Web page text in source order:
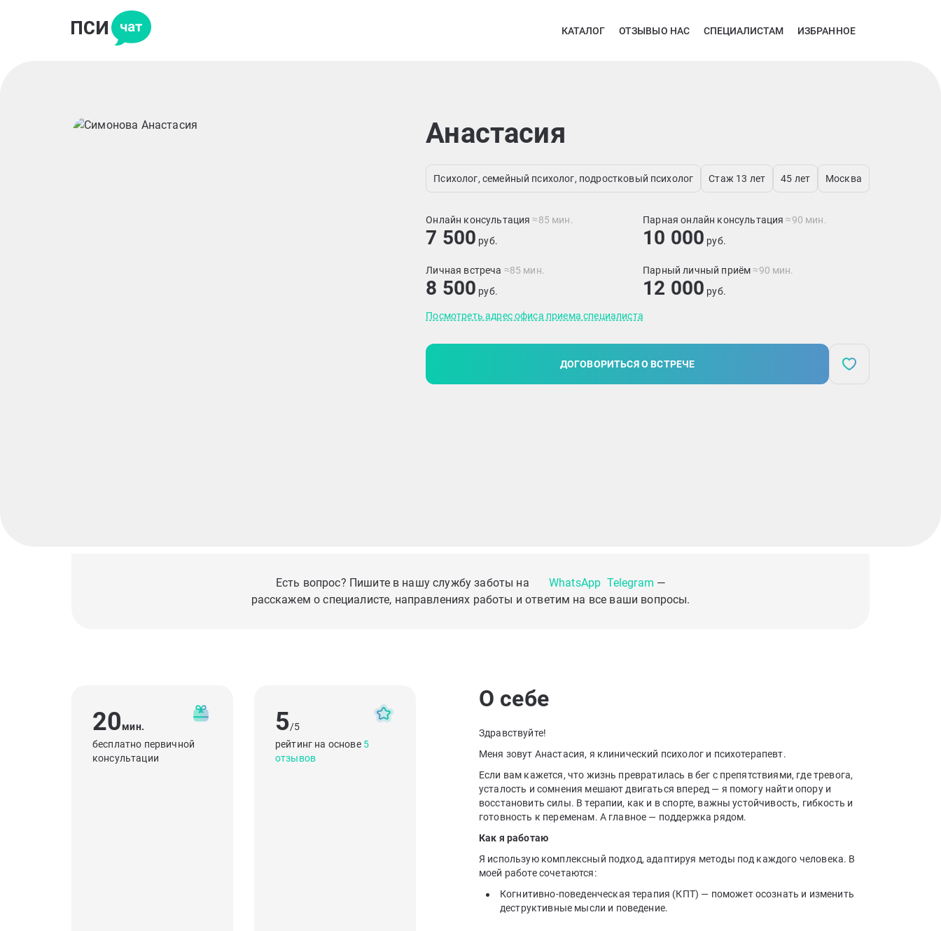
КАТАЛОГ ОТЗЫВЫО НАС СПЕЦИАЛИСТАМ ИЗБРАННОЕ
Анастасия
Психолог, семейный психолог, подростковый психолог Стаж 13 лет 45 лет Москва
Онлайн консультация≈85 мин.
7 500 руб.
Парная онлайн консультация≈90 мин.
10 000 руб.
Личная встреча ≈85 мин.
8 500 руб.
Парный личный приём≈90 мин.
12 000 руб.
Посмотреть адрес офиса приема специалиста
ДОГОВОРИТЬСЯ О ВСТРЕЧЕ
Есть вопрос? Пишите в нашу службу заботы на WhatsApp Telegram —
расскажем о специалисте, направлениях работы и ответим на все ваши вопросы.
20мин.
бесплатно первичной
консультации
5/5
рейтинг на основе 5
отзывов
О себе
Здравствуйте!
Меня зовут Анастасия, я клинический психолог и психотерапевт.
Если вам кажется, что жизнь превратилась в бег с препятствиями, где тревога,
усталость и сомнения мешают двигаться вперед — я помогу найти опору и
восстановить силы. В терапии, как и в спорте, важны устойчивость, гибкость и
готовность к переменам. А главное — поддержка рядом.
Как я работаю
Я использую комплексный подход, адаптируя методы под каждого человека. В
моей работе сочетаются:
Когнитивно-поведенческая терапия (КПТ) — поможет осознать и изменить
деструктивные мысли и поведение.